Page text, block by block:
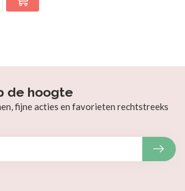
de hoogte
fijne acties en favorieten rechtstreeks